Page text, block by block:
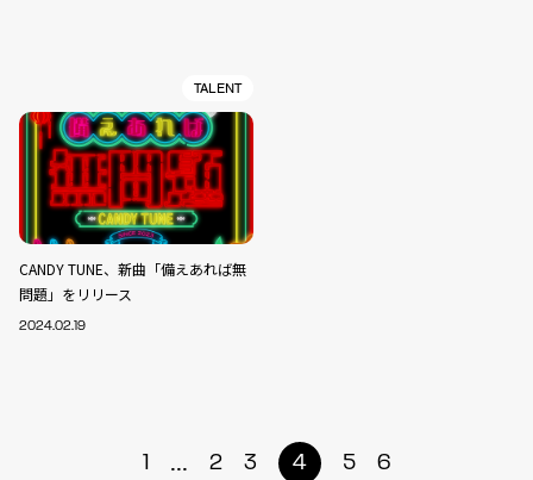
TALENT
CANDY TUNE、新曲「備えあれば無
問題」をリリース
2024.02.19
1 ... 2 3 4 5 6